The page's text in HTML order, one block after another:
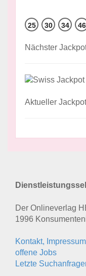
25 30 34 46
Nächster
Aktueller
Der Onlineverlag
1996
Kontakt, Impressum
offene Jobs
Letzte